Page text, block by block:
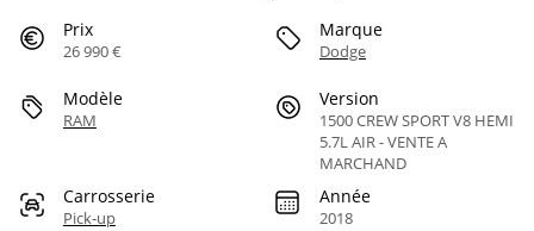
Prix
26 990 €
Marque
Dodge
Modèle
RAM
Version
1500 CREW SPORT V8 HEMI
5.7L AIR - VENTE A
MARCHAND
Carrosserie
Pick-up
Année
2018